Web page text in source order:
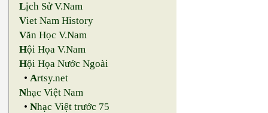
Lịch Sử V.Nam
Viet Nam History
Văn Học V.Nam
Hội Họa V.Nam
Hội Họa Nước Ngoài
•Artsy.net
Nhạc Việt Nam
•Nhạc Việt trước 75